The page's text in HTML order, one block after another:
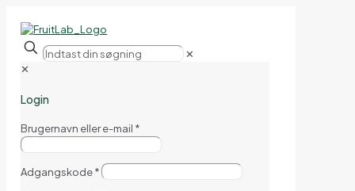
✕
✕
Login
Brugernavn eller e-mail *
Adgangskode*